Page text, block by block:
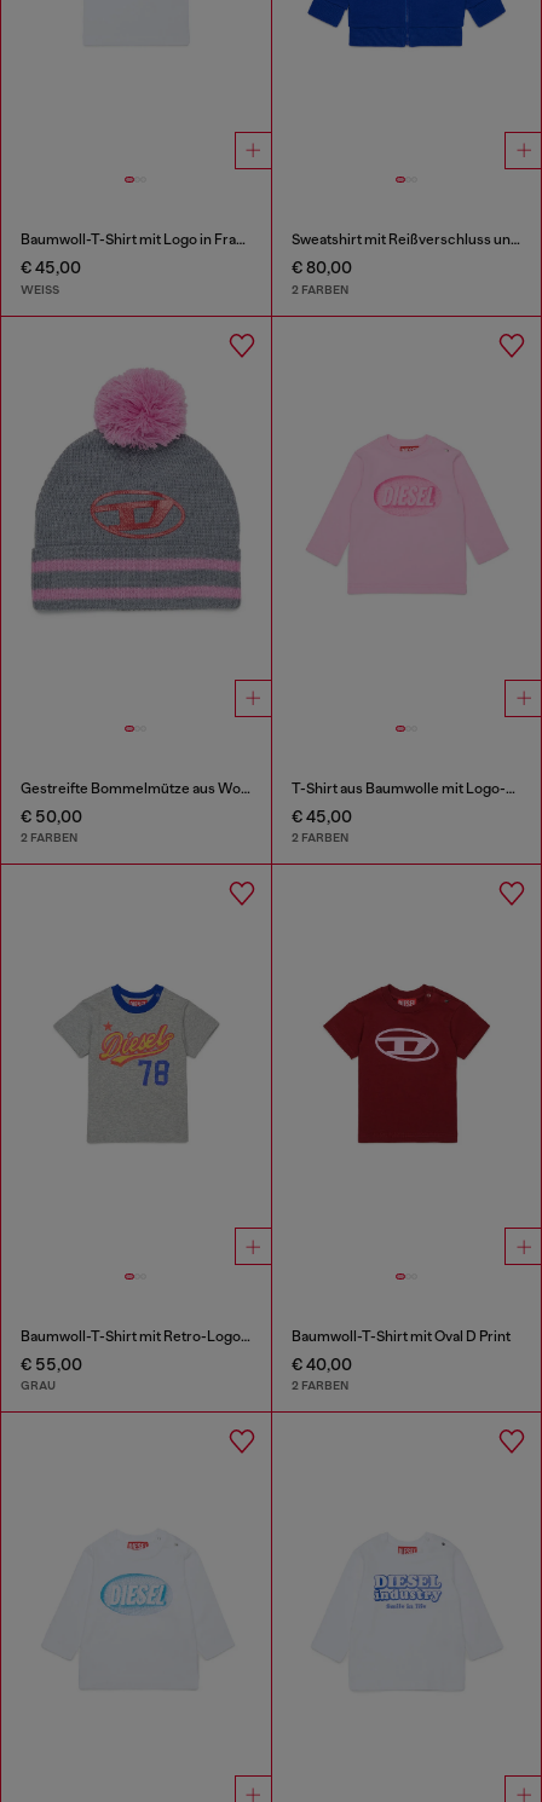
Baumwoll-T-Shirt mit Logo in Fransenoptik
€ 45,00
WEISS
Sweatshirt mit Reißverschluss und Logo-Print
€ 80,00
2 FARBEN
Gestreifte Bommelmütze aus Wollmischung
€ 50,00
2 FARBEN
T-Shirt aus Baumwolle mit Logo-Print
€ 45,00
2 FARBEN
Baumwoll-T-Shirt mit Retro-Logo-Print
€ 55,00
GRAU
Baumwoll-T-Shirt mit Oval D Print
€ 40,00
2 FARBEN